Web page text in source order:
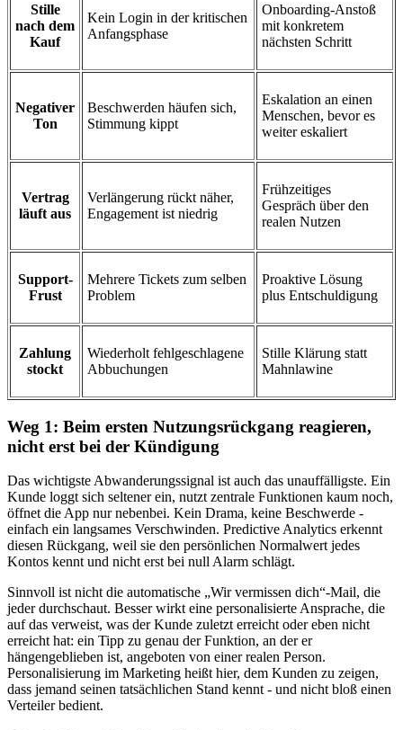
Stille
nach dem
Kauf
Kein Login in der kritischen
Anfangsphase
Onboarding-Anstoß
mit konkretem
nächsten Schritt
Negativer
Ton
Beschwerden häufen sich,
Stimmung kippt
Eskalation an einen
Menschen, bevor es
weiter eskaliert
Vertrag
läuft aus
Verlängerung rückt näher,
Engagement ist niedrig
Frühzeitiges
Gespräch über den
realen Nutzen
Support-
Frust
Mehrere Tickets zum selben
Problem
Proaktive Lösung
plus Entschuldigung
Zahlung
stockt
Wiederholt fehlgeschlagene
Abbuchungen
Stille Klärung statt
Mahnlawine
Weg 1: Beim ersten Nutzungsrückgang reagieren,
nicht erst bei der Kündigung
Das wichtigste Abwanderungssignal ist auch das unauffälligste. Ein
Kunde loggt sich seltener ein, nutzt zentrale Funktionen kaum noch,
öffnet die App nur nebenbei. Kein Drama, keine Beschwerde -
einfach ein langsames Verschwinden. Predictive Analytics erkennt
diesen Rückgang, weil sie den persönlichen Normalwert jedes
Kontos kennt und nicht erst bei null Alarm schlägt.
Sinnvoll ist nicht die automatische „Wir vermissen dich“-Mail, die
jeder durchschaut. Besser wirkt eine personalisierte Ansprache, die
auf das verweist, was der Kunde zuletzt erreicht oder eben nicht
erreicht hat: ein Tipp zu genau der Funktion, an der er
hängengeblieben ist, angeboten von einer realen Person.
Personalisierung im Marketing heißt hier, dem Kunden zu zeigen,
dass jemand seinen tatsächlichen Stand kennt - und nicht bloß einen
Verteiler bedient.